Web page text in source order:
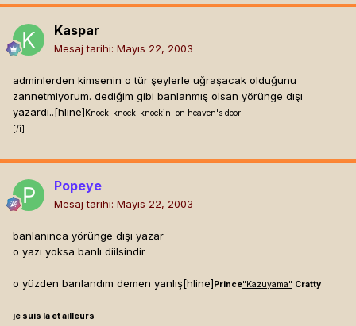
Kaspar
Mesaj tarihi: Mayıs 22, 2003
adminlerden kimsenin o tür şeylerle uğraşacak olduğunu
zannetmiyorum. dediğim gibi banlanmış olsan yörünge dışı
yazardı..[hline] Knock-knock-knockin' on heaven's door
[/i]
Popeye
Mesaj tarihi: Mayıs 22, 2003
banlanınca yörünge dışı yazar
o yazı yoksa banlı diilsindir
o yüzden banlandım demen yanlış[hline] Prince"Kazuyama" Cratty
je suis la et ailleurs